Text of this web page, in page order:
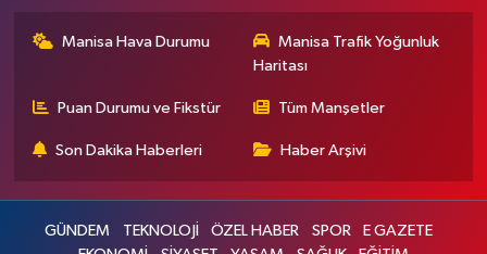
Manisa Hava Durumu
Manisa Trafik Yoğunluk
Haritası
Puan Durumu ve Fikstür Tüm Manşetler
Son Dakika Haberleri Haber Arşivi
GÜNDEM TEKNOLOJİ ÖZEL HABER SPOR
E GAZETE